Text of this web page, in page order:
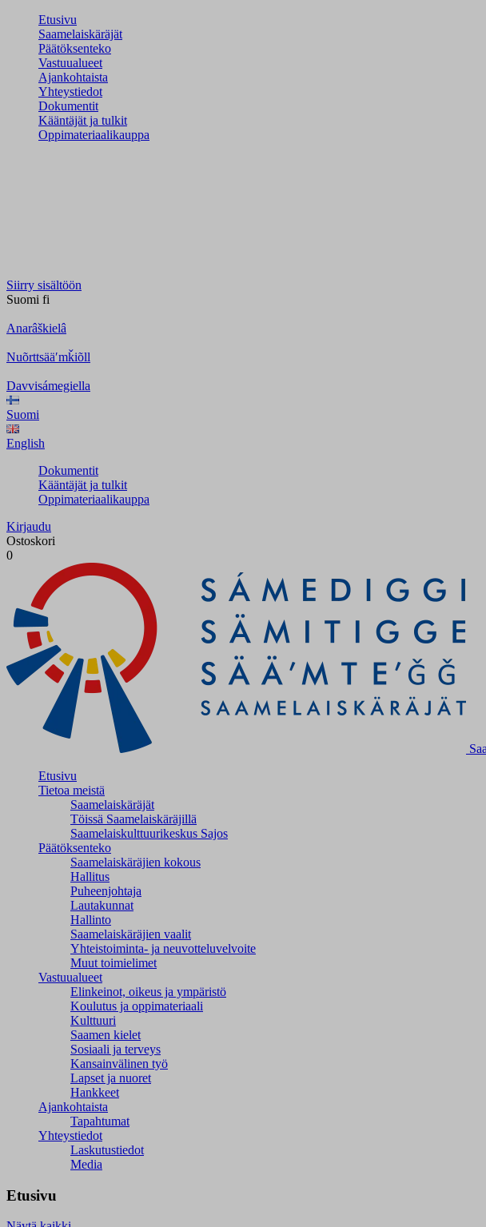
Etusivu
Saamelaiskäräjät
Päätöksenteko
Vastuualueet
Ajankohtaista
Yhteystiedot
Dokumentit
Kääntäjät ja tulkit
Oppimateriaalikauppa
Siirry sisältöön
Suomi fi
Anarâškielâ
Nuõrttsääʹmǩiõll
Davvisámegiella
Suomi
English
Dokumentit
Kääntäjät ja tulkit
Oppimateriaalikauppa
Kirjaudu
Ostoskori
0
Etusivu
Tietoa meistä
Saamelaiskäräjät
Töissä Saamelaiskäräjillä
Saamelaiskulttuuri­keskus Sajos
Päätöksenteko
Saamelaiskäräjien kokous
Hallitus
Puheenjohtaja
Lautakunnat
Hallinto
Saamelaiskäräjien vaalit
Yhteistoiminta- ja neuvotteluvelvoite
Muut toimielimet
Vastuualueet
Elinkeinot, oikeus ja ympäristö
Koulutus ja oppimateriaali
Kulttuuri
Saamen kielet
Sosiaali ja terveys
Kansainvälinen työ
Lapset ja nuoret
Hankkeet
Ajankohtaista
Tapahtumat
Yhteystiedot
Laskutustiedot
Media
Etusivu